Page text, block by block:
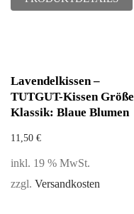
Lavendelkissen –
TUTGUT-Kissen Größe
Klassik: Blaue Blumen
11,50 €
inkl. 19 % MwSt.
zzgl. Versandkosten